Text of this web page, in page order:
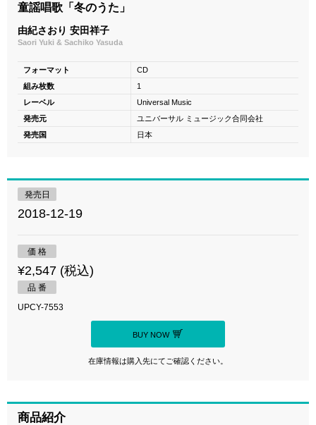
童謡唱歌「冬のうた」
由紀さおり 安田祥子
Saori Yuki & Sachiko Yasuda
フォーマット
CD
組み枚数
1
レーベル
Universal Music
発売元
ユニバーサル ミュージック合同会社
発売国
日本
発売日
2018-12-19
価 格
¥2,547 (税込)
品 番
UPCY-7553
BUY NOW
在庫情報は購入先にてご確認ください。
商品紹介